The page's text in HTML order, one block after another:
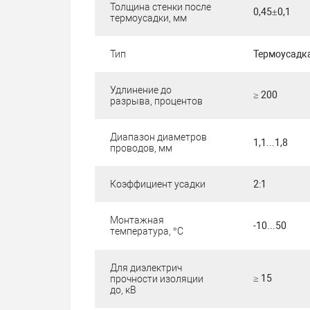
Толщина стенки после
термоусадки, мм
0,45±0,1
Тип
Удлинение до
разрыва, процентов
≥ 200
Диапазон диаметров
проводов, мм
1,1...1,8
Коэффициент усадки 2:1
Монтажная
температура, °C
-10...50
Для диэлектрич
прочности изоляции
до, кВ
≥ 15